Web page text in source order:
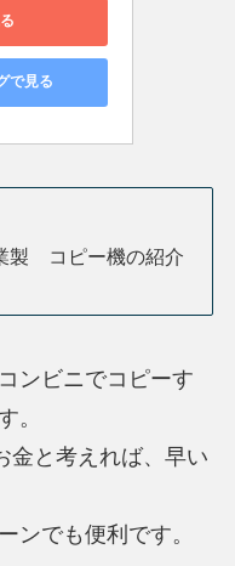
で見る
製 コピー機の紹介
ンビニでコピーす
。
金と考えれば、早い
ンでも便利です。